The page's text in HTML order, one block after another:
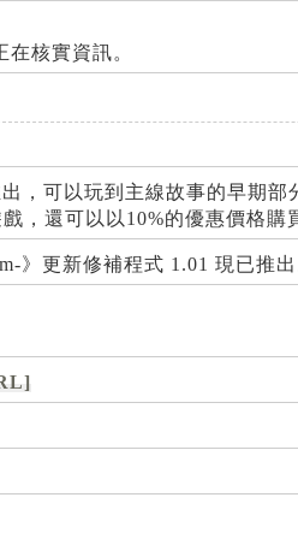
核實資訊。
，可以玩到主線故事的早期部
，還可以以10%的優惠價格購
》更新修補程式 1.01 現已推